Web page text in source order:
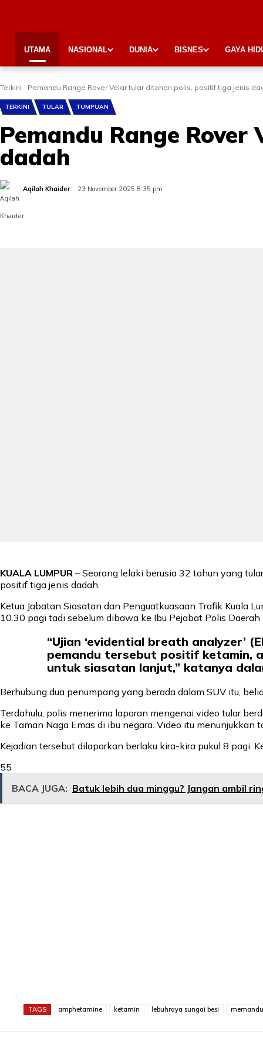
UTAMA NASIONAL DUNIA BISNES GAYA
Terkini Pemandu Range Rover Velar tular ditahan polis, positif tiga jenis
TERKINI TULAR TUMPUAN
Pemandu Range
dadah
Aqilah Khaider 23 November 2025 8:35 pm
KUALA LUMPUR – Seorang lelaki berusia 32 tahun yang
positif tiga jenis dadah.
Ketua Jabatan Siasatan dan Penguatkuasaan Trafik Kuala
10.30 pagi tadi sebelum dibawa ke Ibu Pejabat Polis
“Ujian ‘evidential breath analyzer’
pemandu tersebut positif ketamin,
untuk siasatan lanjut,” katanya
Berhubung dua penumpang yang berada dalam SUV itu,
Terdahulu, polis menerima laporan mengenai video tular
ke Taman Naga Emas di ibu negara. Video itu
Kejadian tersebut dilaporkan berlaku kira-kira pukul 8 pagi.
55
BACA JUGA: Batuk lebih dua minggu? Jangan ambil
TAGS amphetamine ketamin lebuhraya sungai besi